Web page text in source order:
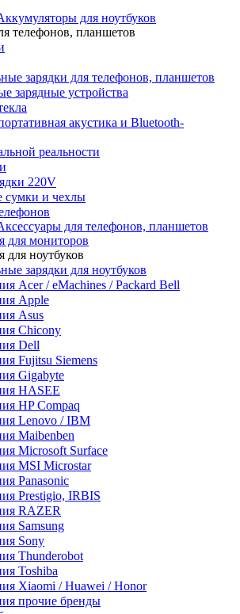
для ноутбуков
телефонов, планшетов
зарядки для телефонов, планшетов
зарядные устройства
акустика и Bluetooth-
реальности
220V
сумки и чехлы
для телефонов, планшетов
для мониторов
для ноутбуков
зарядки для ноутбуков
Acer / eMachines / Packard Bell
Apple
Asus
Chicony
Dell
Fujitsu Siemens
Gigabyte
HASEE
HP Compaq
Lenovo / IBM
Maibenben
Microsoft Surface
MSI Microstar
Panasonic
Prestigio, IRBIS
RAZER
Samsung
Sony
Thunderobot
Toshiba
Xiaomi / Huawei / Honor
прочие бренды